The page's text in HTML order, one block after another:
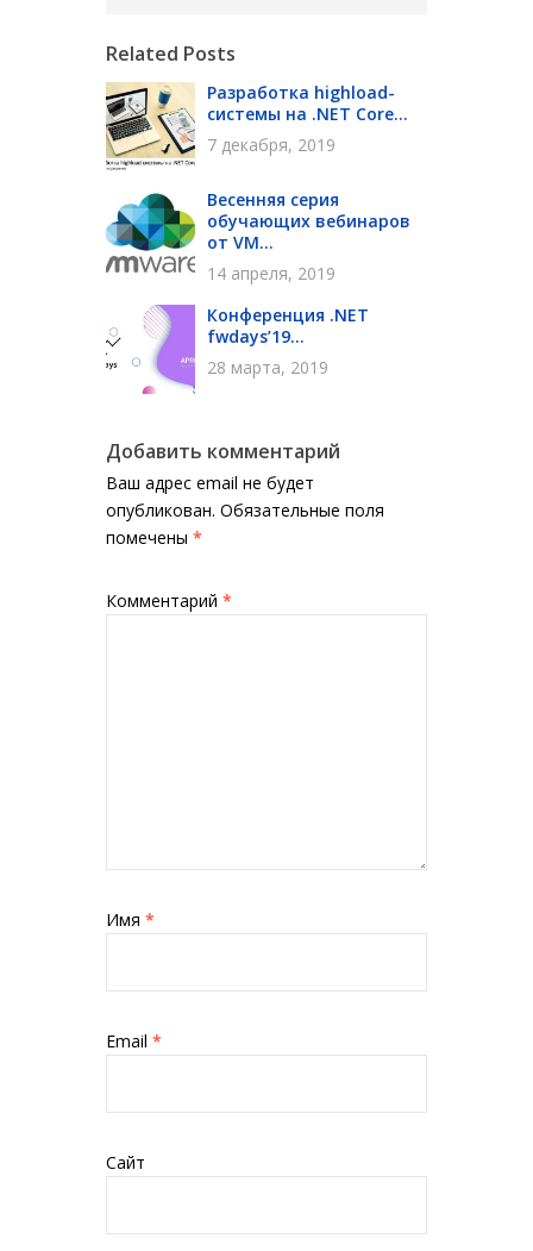
Related Posts
Разработка highload-
системы на .NET Core...
7 декабря, 2019
Весенняя серия
обучающих вебинаров
от VM...
14 апреля, 2019
Конференция .NET
fwdays’19...
28 марта, 2019
Добавить комментарий
Ваш адрес email не будет
опубликован. Обязательные поля
помечены *
Комментарий *
Имя *
Email *
Сайт